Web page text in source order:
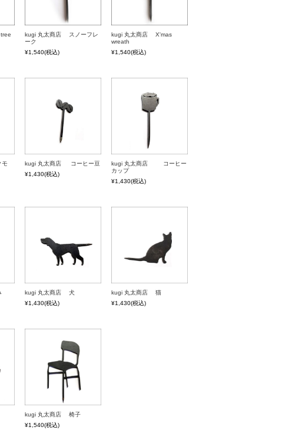
kugi 丸太商店 スノーフレ
ーク
¥1,540(税込)
kugi 丸太商店 X'mas
wreath
¥1,540(税込)
kugi 丸太商店 コーヒー豆
¥1,430(税込)
kugi 丸太商店 コーヒー
カップ
¥1,430(税込)
kugi 丸太商店 犬
¥1,430(税込)
kugi 丸太商店 猫
¥1,430(税込)
kugi 丸太商店 椅子
¥1,540(税込)